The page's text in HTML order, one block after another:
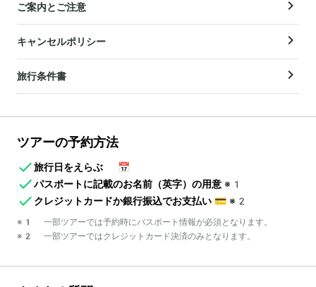
ご案内とご注意
キャンセルポリシー
旅行条件書
ツアーの予約方法
旅行日をえらぶ
📅
パスポートに記載のお名前（英字）の用意 ※1
クレジットカードか銀行振込でお支払い 💳 ※2
※1 一部ツアーでは予約時にパスポート情報が必須となります。
※2 一部ツアーではクレジットカード決済のみとなります。